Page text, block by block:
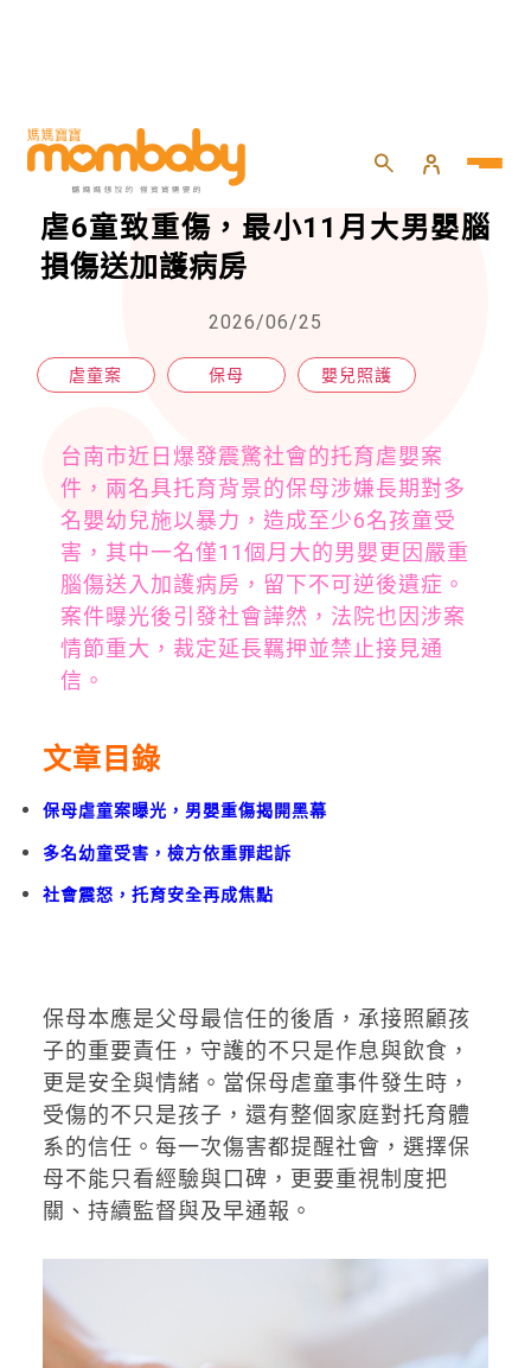
HOME 嬰兒 嬰兒照護
台南虐嬰案延押2月！2冷血保母施
虐6童致重傷，最小11月大男嬰腦
損傷送加護病房
2026/06/25
虐童案 保母 嬰兒照護
台南市近日爆發震驚社會的托育虐嬰案
件，兩名具托育背景的保母涉嫌長期對多
名嬰幼兒施以暴力，造成至少6名孩童受
害，其中一名僅11個月大的男嬰更因嚴重
腦傷送入加護病房，留下不可逆後遺症。
案件曝光後引發社會譁然，法院也因涉案
情節重大，裁定延長羈押並禁止接見通
信。
文章目錄
保母虐童案曝光，男嬰重傷揭開黑幕
多名幼童受害，檢方依重罪起訴
社會震怒，托育安全再成焦點
保母本應是父母最信任的後盾，承接照顧孩
子的重要責任，守護的不只是作息與飲食，
更是安全與情緒。當保母虐童事件發生時，
受傷的不只是孩子，還有整個家庭對托育體
系的信任。每一次傷害都提醒社會，選擇保
母不能只看經驗與口碑，更要重視制度把
關、持續監督與及早通報。